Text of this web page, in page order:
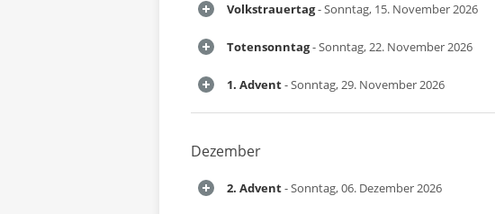
Volkstrauertag- Sonntag, 15. November 2026
Totensonntag- Sonntag, 22. November 2026
1. Advent- Sonntag, 29. November 2026
Dezember
2. Advent- Sonntag, 06. Dezember 2026